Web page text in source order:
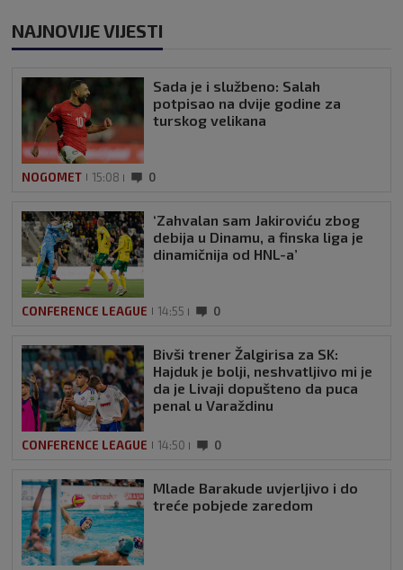
NAJNOVIJE VIJESTI
Sada je i službeno: Salah
potpisao na dvije godine za
turskog velikana
NOGOMET 15:08 0
‘Zahvalan sam Jakiroviću zbog
debija u Dinamu, a finska liga je
dinamičnija od HNL-a’
CONFERENCE LEAGUE 14:55 0
Bivši trener Žalgirisa za SK:
Hajduk je bolji, neshvatljivo mi je
da je Livaji dopušteno da puca
penal u Varaždinu
CONFERENCE LEAGUE 14:50 0
Mlade Barakude uvjerljivo i do
treće pobjede zaredom